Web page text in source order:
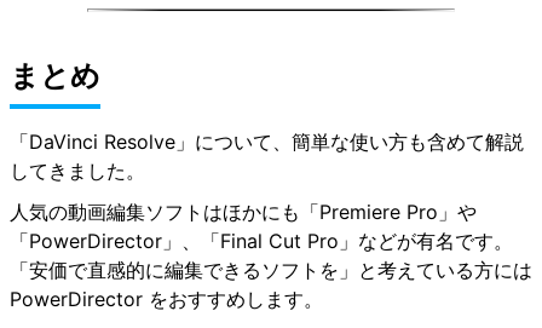
まとめ
「DaVinci Resolve」について、簡単な使い方も含めて解説
してきました。
人気の動画編集ソフトはほかにも「Premiere Pro」や
「PowerDirector」、「Final Cut Pro」などが有名です。
「安価で直感的に編集できるソフトを」と考えている方には
PowerDirector をおすすめします。